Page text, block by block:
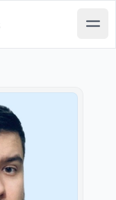
Open main menu